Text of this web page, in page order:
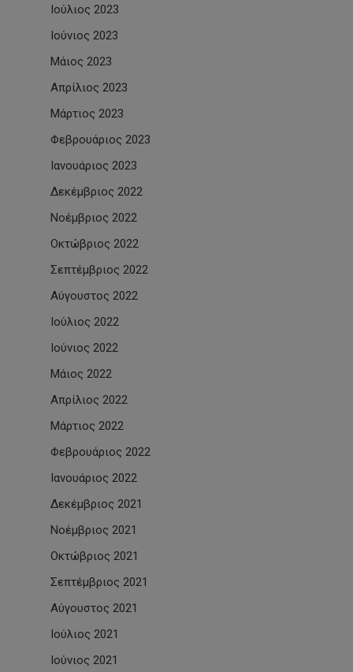
Ιούλιος 2023
Ιούνιος 2023
Μάιος 2023
Απρίλιος 2023
Μάρτιος 2023
Φεβρουάριος 2023
Ιανουάριος 2023
Δεκέμβριος 2022
Νοέμβριος 2022
Οκτώβριος 2022
Σεπτέμβριος 2022
Αύγουστος 2022
Ιούλιος 2022
Ιούνιος 2022
Μάιος 2022
Απρίλιος 2022
Μάρτιος 2022
Φεβρουάριος 2022
Ιανουάριος 2022
Δεκέμβριος 2021
Νοέμβριος 2021
Οκτώβριος 2021
Σεπτέμβριος 2021
Αύγουστος 2021
Ιούλιος 2021
Ιούνιος 2021